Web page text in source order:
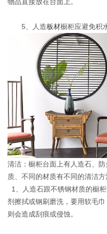
5、人造板材橱柜应避免积
清洁：橱柜台面上有人造石、
质、不同的材质有不同的清洁方
1、人造石跟不锈钢材质的橱
剂擦拭或钢刷磨洗，要用软毛
则会造成刮痕或侵蚀。